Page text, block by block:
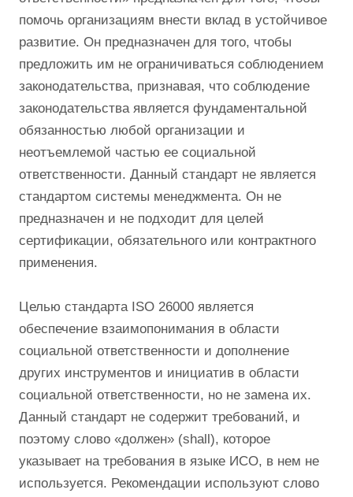
помочь организациям внести вклад в устойчивое
развитие. Он предназначен для того, чтобы
предложить им не ограничиваться соблюдением
законодательства, признавая, что соблюдение
законодательства является фундаментальной
обязанностью любой организации и
неотъемлемой частью ее социальной
ответственности. Данный стандарт не является
стандартом системы менеджмента. Он не
предназначен и не подходит для целей
сертификации, обязательного или контрактного
применения.
Целью стандарта ISO 26000 является
обеспечение взаимопонимания в области
социальной ответственности и дополнение
других инструментов и инициатив в области
социальной ответственности, но не замена их.
Данный стандарт не содержит требований, и
поэтому слово «должен» (shall), которое
указывает на требования в языке ИСО, в нем не
используется. Рекомендации используют слово